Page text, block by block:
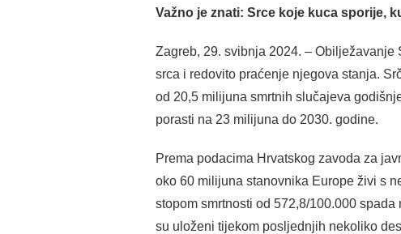
Važno je znati: Srce koje kuca sporije,
Zagreb, 29. svibnja 2024. –
srca i redovito praćenje njegova stanja.
od 20,5 milijuna smrtnih slučajeva
porasti na 23 milijuna do 2030. godine.
Prema podacima Hrvatskog zavoda za
oko 60 milijuna stanovnika Europe živi s
stopom smrtnosti od 572,8/100.000
su uloženi tijekom posljednjih nekoliko